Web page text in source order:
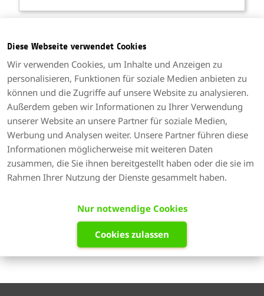
Diese Webseite verwendet Cookies
Wir verwenden Cookies, um Inhalte und Anzeigen zu
personalisieren, Funktionen für soziale Medien anbieten zu
können und die Zugriffe auf unsere Website zu analysieren.
Außerdem geben wir Informationen zu Ihrer Verwendung
unserer Website an unsere Partner für soziale Medien,
Werbung und Analysen weiter. Unsere Partner führen diese
Informationen möglicherweise mit weiteren Daten
zusammen, die Sie ihnen bereitgestellt haben oder die sie im
Rahmen Ihrer Nutzung der Dienste gesammelt haben.
Nur notwendige Cookies
Cookies zulassen
Kategorien
UPDATES
ZEITMANAGEMENT
UNTERNEHMENSFÜHRUNG
TIMICX-PRAXIS
PRODUKTIVITÄT
TIMICX-TIPP
PROJEKTMANAGEMENT
MOBIL
LEXWARE
LEXOFFICE
Feeds
RSS